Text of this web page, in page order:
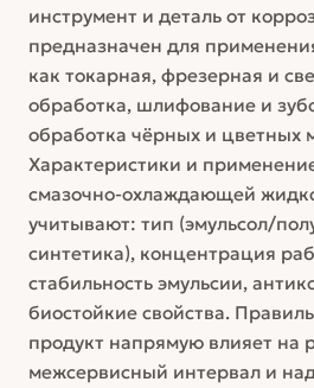
инструмент и деталь от
предназначен для
как токарная, фрезерная и
обработка, шлифование и
обработка чёрных и цветных
Характеристики и
смазочно-охлаждающей
учитывают: тип (эмульсол/
синтетика), концентрация
стабильность эмульсии,
биостойкие свойства.
продукт напрямую влияет на
межсервисный интервал и